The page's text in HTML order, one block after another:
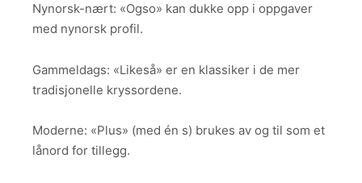
Nynorsk-nært: «Ogso» kan dukke opp i oppgaver
med nynorsk profil.
Gammeldags: «Likeså» er en klassiker i de mer
tradisjonelle kryssordene.
Moderne: «Plus» (med én s) brukes av og til som et
lånord for tillegg.